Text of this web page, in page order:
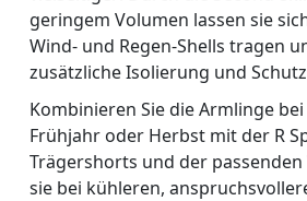
geringem Volumen lassen sie
Wind- und Regen-Shells tragen
zusätzliche Isolierung und
Kombinieren Sie die Armlinge
Frühjahr oder Herbst mit der R
Trägershorts und der passenden
sie bei kühleren,